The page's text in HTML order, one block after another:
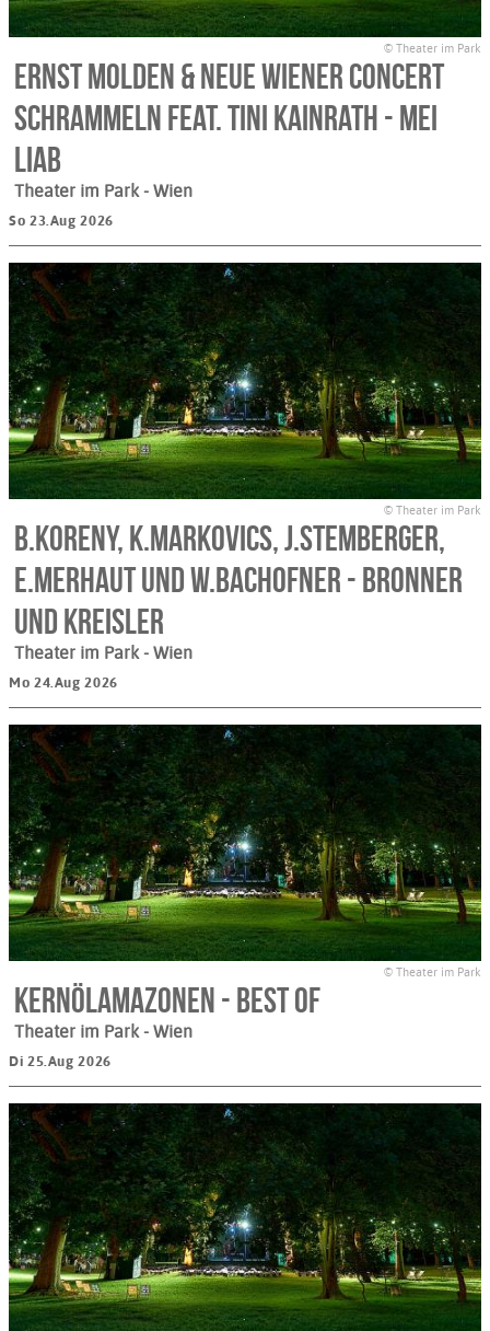
© Theater im Park
Ernst Molden & Neue Wiener Concert
Schrammeln feat. Tini Kainrath - mei
liab
Theater im Park- Wien
So 23.Aug 2026
© Theater im Park
B.Koreny, K.Markovics, J.Stemberger,
E.Merhaut und W.Bachofner - Bronner
und Kreisler
Theater im Park- Wien
Mo 24.Aug 2026
© Theater im Park
Kernölamazonen - Best Of
Theater im Park- Wien
Di 25.Aug 2026